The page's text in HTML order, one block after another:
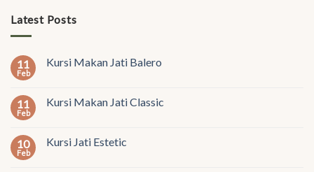
Latest Posts
11
Feb
Kursi Makan Jati Balero
11
Feb
Kursi Makan Jati Classic
10
Feb
Kursi Jati Estetic